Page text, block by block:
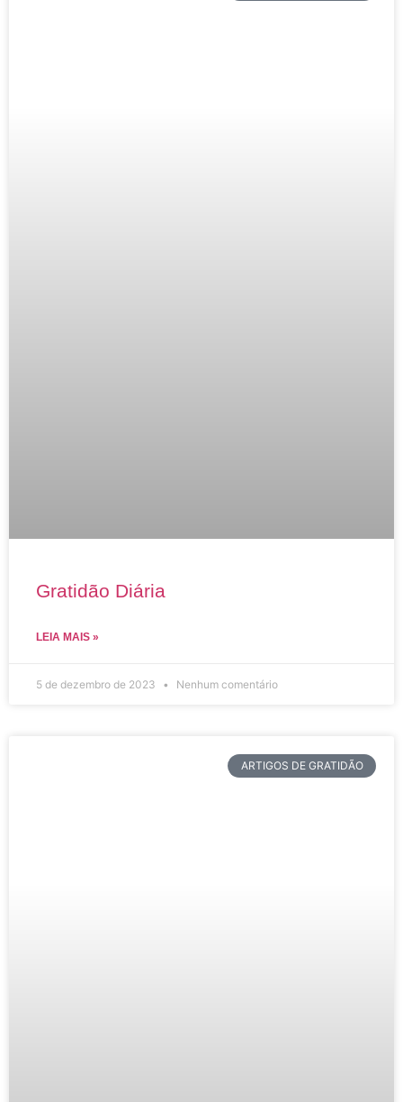
Gratidão Diária
LEIA MAIS »
5 de dezembro de 2023 Nenhum comentário
ARTIGOS DE GRATIDÃO